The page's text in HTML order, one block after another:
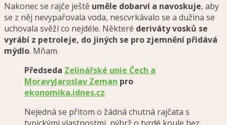
Nakonec se rajče ještě uměle dobarví a navoskuje, aby
se z něj nevypařovala voda, nescvrkávalo se a dužina se
uchovala svěží co nejdéle. Některé deriváty vosků se
vyrábí z petroleje, do jiných se pro zjemnění přidává
mýdlo. Mňam.
Předseda Zelinářské unie Čech a
MoravyJaroslav Zeman pro
ekonomika.idnes.cz
Nejedná se přitom o žádná chutná rajčata s